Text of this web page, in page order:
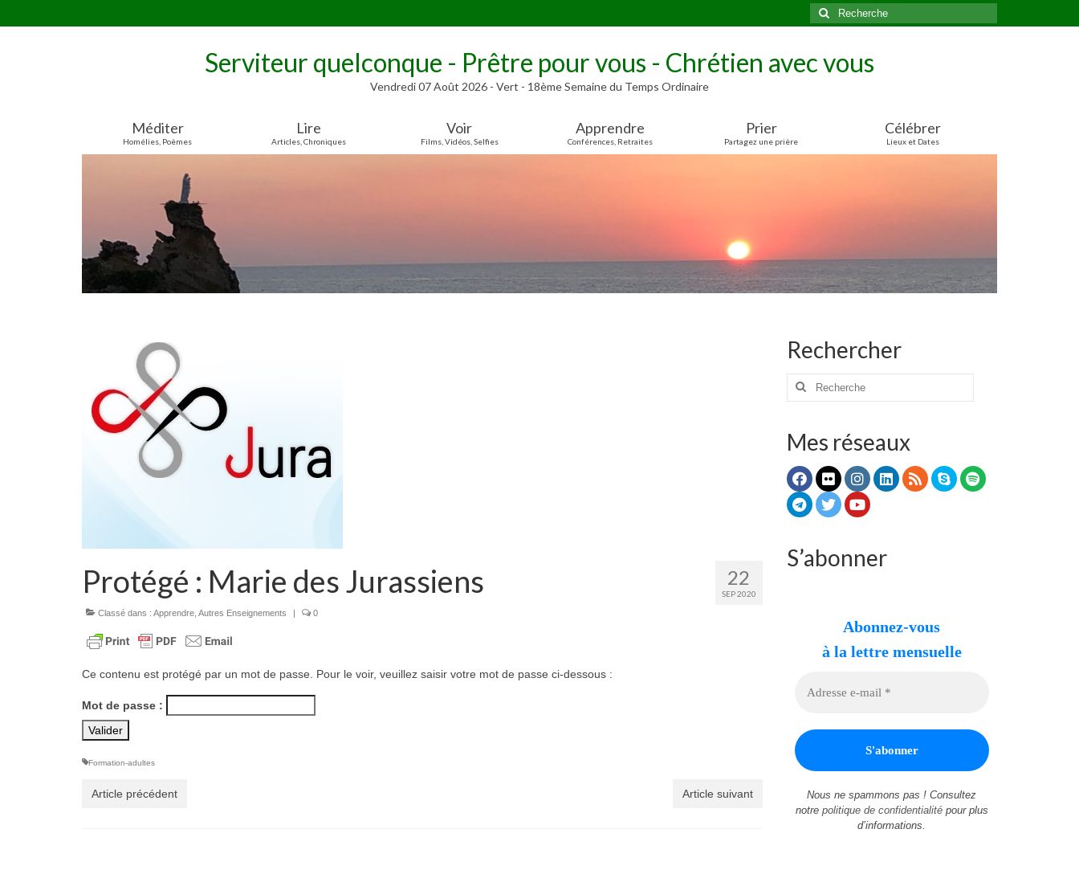
Rechercher
:
Serviteur quelconque - Prêtre pour vous - Chrétien avec vous
Vendredi 07 Août 2026 - Vert - 18ème Semaine du Temps Ordinaire
Méditer
Homélies, Poèmes
Lire
Articles, Chroniques
Voir
Films, Vidéos, Selfies
Apprendre
Conférences, Retraites
Prier
Partagez une prière
Célébrer
Lieux et Dates
22
SEP 2020
Protégé : Marie des Jurassiens
Classé dans : Apprendre Autres Enseignements | 0
Ce contenu est protégé par un mot de passe. Pour le voir, veuillez saisir votre mot de passe ci-dessous :
Mot de passe :
Formation-adultes
Article précédent Article suivant
Rechercher
Rechercher
Mes réseaux
S’abonner
Abonnez-vous
à la lettre mensuelle
Nous ne spammons pas ! Consultez
notre politique de confidentialitépour plus
d’informations.